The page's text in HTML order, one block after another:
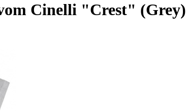
Cinelli "Crest" (Grey)